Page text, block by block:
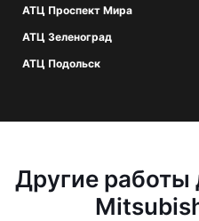
АТЦ Проспект Мира
АТЦ Зеленоград
АТЦ Подольск
Другие работы